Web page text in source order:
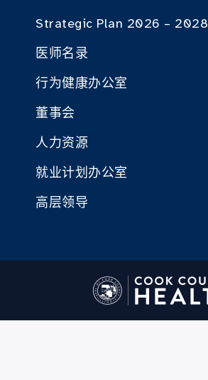
Strategic Plan 2026 – 2028
医师名录
行为健康办公室
董事会
人力资源
就业计划办公室
高层领导